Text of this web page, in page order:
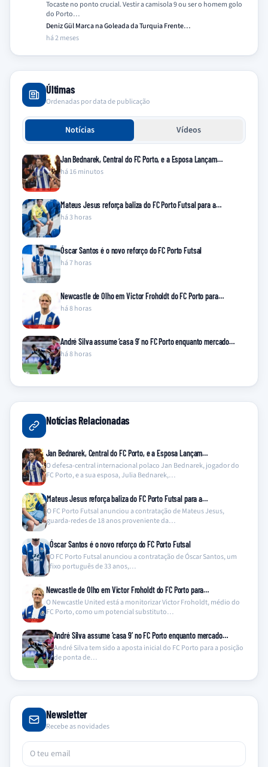
Tocaste no ponto crucial. Vestir a camisola 9 ou ser o homem golo
do Porto…
Deniz Gül Marca na Goleada da Turquia Frente…
há 2 meses
Últimas
Ordenadas por data de publicação
Notícias Vídeos
Jan Bednarek, Central do FC Porto, e a Esposa Lançam…
há 16 minutos
Mateus Jesus reforça baliza do FC Porto Futsal para a…
há 3 horas
Óscar Santos é o novo reforço do FC Porto Futsal
há 7 horas
Newcastle de Olho em Victor Froholdt do FC Porto para…
há 8 horas
André Silva assume ‘casa 9’ no FC Porto enquanto mercado…
há 8 horas
Notícias Relacionadas
Jan Bednarek, Central do FC Porto, e a Esposa Lançam…
O defesa-central internacional polaco Jan Bednarek, jogador do
FC Porto, e a sua esposa, Julia Bednarek,…
Mateus Jesus reforça baliza do FC Porto Futsal para a…
O FC Porto Futsal anunciou a contratação de Mateus Jesus,
guarda-redes de 18 anos proveniente da…
Óscar Santos é o novo reforço do FC Porto Futsal
O FC Porto Futsal anunciou a contratação de Óscar Santos, um
fixo português de 33 anos,…
Newcastle de Olho em Victor Froholdt do FC Porto para…
O Newcastle United está a monitorizar Victor Froholdt, médio do
FC Porto, como um potencial substituto…
André Silva assume ‘casa 9’ no FC Porto enquanto mercado…
André Silva tem sido a aposta inicial do FC Porto para a posição
de ponta de…
Newsletter
Recebe as novidades